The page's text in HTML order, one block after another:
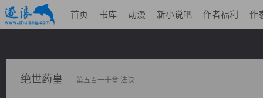
首页 书库 动漫 新小说吧 作者福利 作
绝世药皇 第五百一十章 法诀